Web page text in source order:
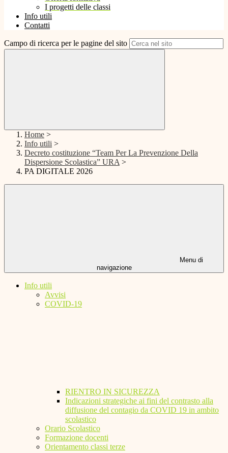
I progetti delle classi
Info utili
Contatti
Campo di ricerca per le pagine del sito
Home >
Info utili >
Decreto costituzione “Team Per La Prevenzione Della
Dispersione Scolastica” URA >
PA DIGITALE 2026
Menu di
navigazione
Info utili
Avvisi
COVID-19
RIENTRO IN SICUREZZA
Indicazioni strategiche ai fini del contrasto alla
diffusione del contagio da COVID 19 in ambito
scolastico
Orario Scolastico
Formazione docenti
Orientamento classi terze